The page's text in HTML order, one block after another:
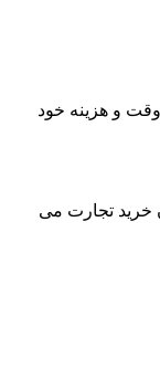
و هزینه خود
خرید تجارت می